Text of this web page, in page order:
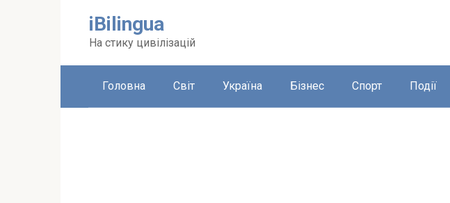
iBilingua
На стику цивілізацій
Головна Світ Україна Бізнес Спорт Події